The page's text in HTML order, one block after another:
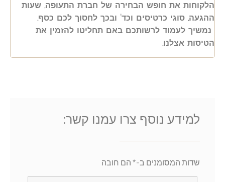
הלקוחות את חופש הבחירה של חברת התעופה, שעות
ההגעה, סוגי כרטיסים וכד' ובכך לחסוך לכם כסף.
נמשיך לעמוד לרשותכם באם תחליטו להזמין את
הטיסות אצלנו.
למידע נוסף צרו עמנו קשר:
שדות המסומנים ב-* הם חובה